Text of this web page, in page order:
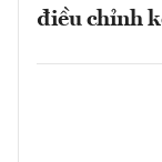
điều chỉnh